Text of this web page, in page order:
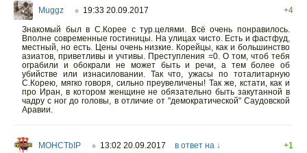
Muggz ○ 19:33 20.09.2017
+4
Знакомый был в С.Корее с тур.целями. Всё очень понравилось.
Вполне современные гостиницы. На улицах чисто. Есть и фастфуд,
местный, но есть. Цены очень низкие. Корейцы, как и большинство
азиатов, приветливы и учтивы. Преступления =0. О том, чтоб тебя
ограбили и обокрали не может быть и речи, а тем более об
убийстве или изнасиловании. Так что, ужасы по тоталитарную
С.Корею, мягко говоря, сильно преувеличены! Так же, кстати, как и
про Иран, в котором женщине не обязательно быть закутанной в
чадру с ног до головы, в отличие от "демократической" Саудовской
Аравии.
MOHCTbIP ○ 13:02 20.09.2017 в ответ на ↓ +1